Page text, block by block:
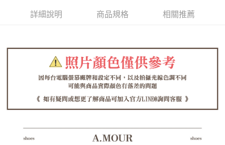
３．收到繳費通知簡訊後14天內，點擊此簡訊中的連結，可透過四大超商／
ATM／網路銀行／等多元方式進行付款，方視為交易完成。
後付繳納相關費用。
※ 交易是否成功請以「AFTEE先享後付 」之結帳頁面顯示為準，若有關於
是否繳費成功／繳費後需取消欲退款等相關疑問，請聯繫「AFTEE先享後付
客戶支援中心」 https://netprotections.freshdesk.com/support/home
１．透過由恩沛科技股份有限公司提供之「AFTEE先享後付」服務完成之交
易，需依本服務之必要範圍內提供個人資料，並將交易相關給付款項請求債
２．關於個人資料處理事宜，請瀏覽以下網址：
https://aftee.tw/terms/#terms3
付款後7-11取貨
每筆NT$60，滿NT$1,380(含以上)免運費
每筆NT$100，滿NT$1,380(含以上)免運費
每筆NT$125，滿NT$1,380(含以上)免運費
詳細說明 商品規格 相關推薦